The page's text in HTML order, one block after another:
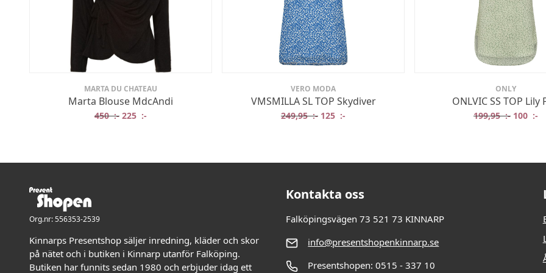
MARTA DU CHATEAU
Marta Blouse MdcAndi
450:- Det ursprungliga priset var: 450 :-.
225 :-
VERO MODA
VMSMILLA SL TOP Skydiver
249,95:- Det ursprungliga priset var: 249,95 :-.
125 :- Det nuvarande priset är: 125 :-.
ONLY
ONLVIC SS TOP Lily
199,95:- Det
100 :-
Org.nr: 556353-2539
Kinnarps Presentshop säljer inredning, kläder och skor
på nätet och i butiken i Kinnarp utanför Falköping.
Butiken har funnits sedan 1980 och erbjuder idag ett
Kontakta oss
Falköpingsvägen 73 521 73 KINNARP
info@presentshopenkinnarp.se
Presentshopen: 0515 - 337 10